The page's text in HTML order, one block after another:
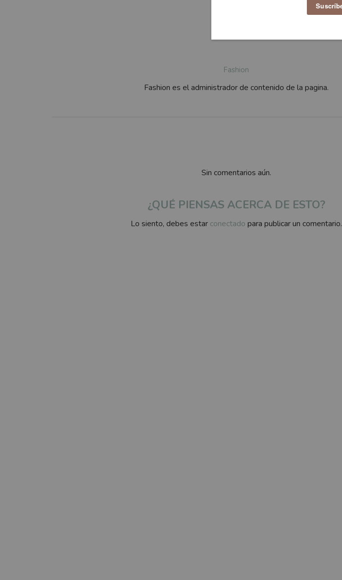
Fashion
Fashion es el administrador de contenido de la pagina.
Sin comentarios aún.
¿QUÉ PIENSAS ACERCA DE ESTO?
Lo siento, debes estar conectado para publicar un comentario.